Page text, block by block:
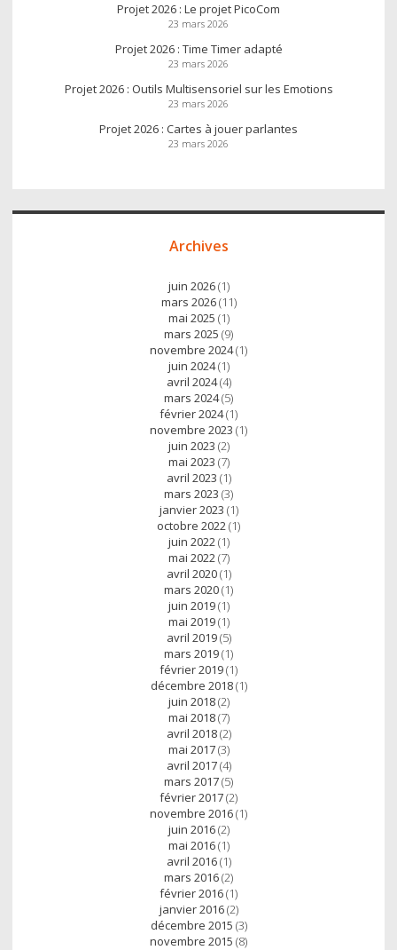
Projet 2026 : Le projet PicoCom
23 mars 2026
Projet 2026 : Time Timer adapté
23 mars 2026
Projet 2026 : Outils Multisensoriel sur les Emotions
23 mars 2026
Projet 2026 : Cartes à jouer parlantes
23 mars 2026
Archives
juin 2026(1)
mars 2026(11)
mai 2025 (1)
mars 2025 (9)
novembre 2024(1)
juin 2024(1)
avril 2024(4)
mars 2024(5)
février 2024(1)
novembre 2023 (1)
juin 2023 (2)
mai 2023 (7)
avril 2023 (1)
mars 2023 (3)
janvier 2023 (1)
octobre 2022(1)
juin 2022(1)
mai 2022(7)
avril 2020(1)
mars 2020(1)
juin 2019(1)
mai 2019(1)
avril 2019(5)
mars 2019(1)
février 2019(1)
décembre 2018(1)
juin 2018(2)
mai 2018(7)
avril 2018(2)
mai 2017(3)
avril 2017(4)
mars 2017(5)
février 2017(2)
novembre 2016(1)
juin 2016(2)
mai 2016(1)
avril 2016(1)
mars 2016(2)
février 2016(1)
janvier 2016(2)
décembre 2015 (3)
novembre 2015 (8)